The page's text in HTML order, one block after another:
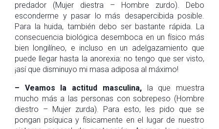
predador (Mujer diestra – Hombre zurdo). Debo
esconderme y pasar lo más desapercibida posible.
Para la huida, también debo ser bastante rápida. La
consecuencia biológica desemboca en un físico más
bien longilíneo, e incluso en un adelgazamiento que
puede llegar hasta la anorexia: no tengo que ser visto,
¡así que disminuyo mi masa adiposa al máximo!
– Veamos la actitud masculina,la que muestra
mucho más a las personas con sobrepeso (Hombre
diestro – Mujer zurda). Para esto, les pido que se
pongan psíquica y físicamente en el lugar de nuestro